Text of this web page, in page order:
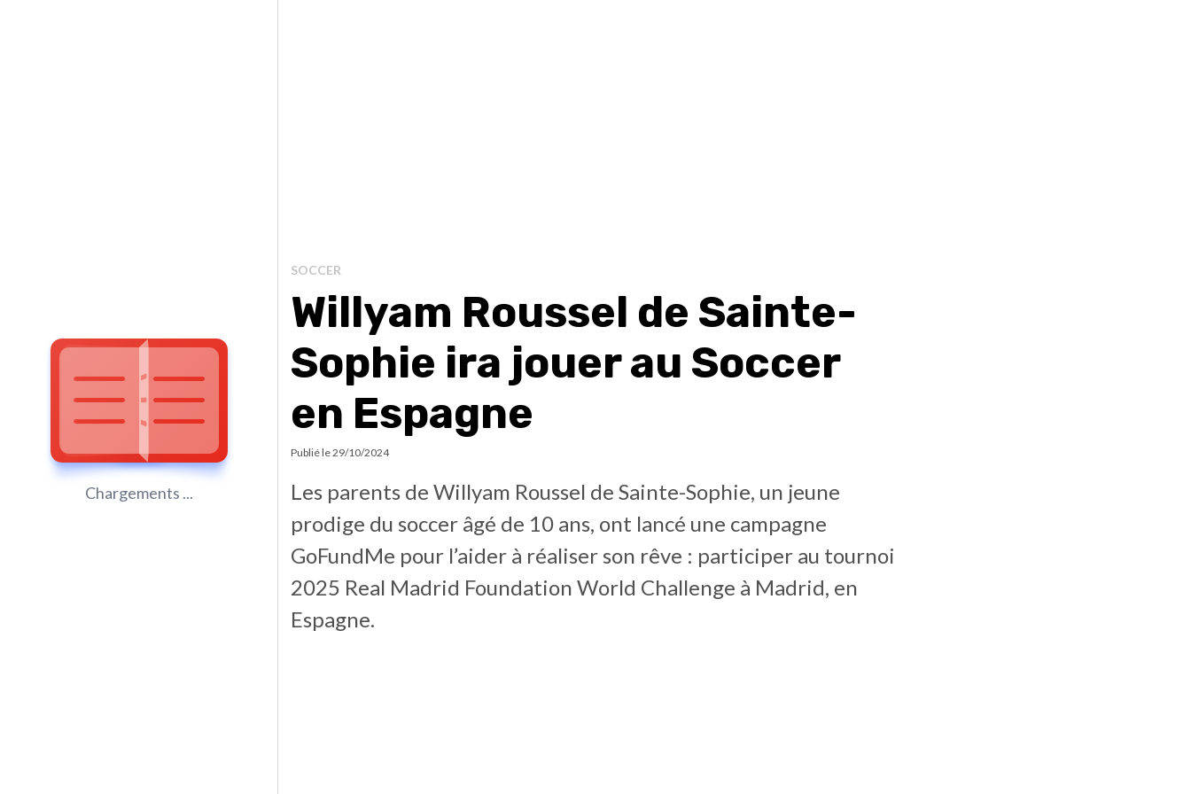
Chargements ...
SOCCER
Willyam Roussel de Sainte-
Sophie ira jouer au Soccer
en Espagne
Publié le29/10/2024
Les parents de Willyam Roussel de Sainte-Sophie, un jeune
prodige du soccer âgé de 10 ans, ont lancé une campagne
GoFundMe pour l’aider à réaliser son rêve : participer au tournoi
2025 Real Madrid Foundation World Challenge à Madrid, en
Espagne.